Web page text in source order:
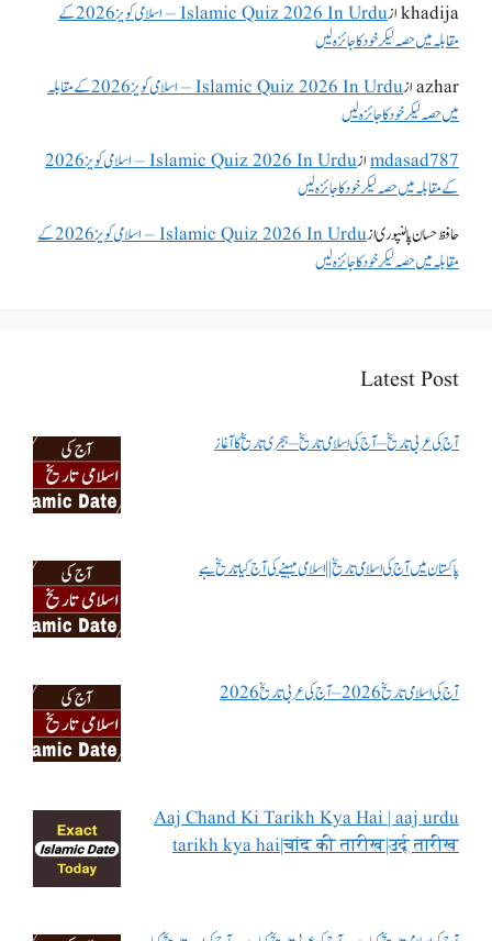
khadijaاز
Islamic Quiz 2026 In Urdu – اسلامی کویز 2026 کے
مقابلہ میں حصہ لیکر خود کا جائزہ لیں
azharاز
Islamic Quiz 2026 In Urdu – اسلامی کویز 2026 کے مقابلہ
میں حصہ لیکر خود کا جائزہ لیں
mdasad787از
Islamic Quiz 2026 In Urdu – اسلامی کویز 2026
کے مقابلہ میں حصہ لیکر خود کا جائزہ لیں
حافظ حسان پالنپوریاز
Islamic Quiz 2026 In Urdu – اسلامی کویز 2026 کے
مقابلہ میں حصہ لیکر خود کا جائزہ لیں
Latest Post
آج کی عربی تاریخ – آج کی اسلامی تاریخ – ہجری تاریخ کا آغاز
پاکستان میں آج کی اسلامی تاریخ || اسلامی مہینے کی آج کیا تاریخ ہے
آج کی اسلامی تاریخ 2026 – آج کی عربی تاریخ 2026
Aaj Chand Ki Tarikh Kya Hai | aaj urdu
tarikh kya hai|चांद की तारीख|उर्दू तारीख